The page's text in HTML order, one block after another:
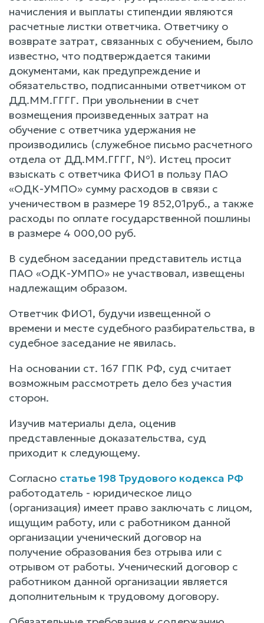
начисления и выплаты стипендии являются
расчетные листки ответчика. Ответчику о
возврате затрат, связанных с обучением, было
известно, что подтверждается такими
документами, как предупреждение и
обязательство, подписанными ответчиком от
ДД.ММ.ГГГГ. При увольнении в счет
возмещения произведенных затрат на
обучение с ответчика удержания не
производились (служебное письмо расчетного
отдела от ДД.ММ.ГГГГ, №). Истец просит
взыскать с ответчика ФИО1 в пользу ПАО
«ОДК-УМПО» сумму расходов в связи с
ученичеством в размере 19 852,01руб., а также
расходы по оплате государственной пошлины
в размере 4 000,00 руб.
В судебном заседании представитель истца
ПАО «ОДК-УМПО» не участвовал, извещены
надлежащим образом.
Ответчик ФИО1, будучи извещенной о
времени и месте судебного разбирательства, в
судебное заседание не явилась.
На основании ст. 167 ГПК РФ, суд считает
возможным рассмотреть дело без участия
сторон.
Изучив материалы дела, оценив
представленные доказательства, суд
приходит к следующему.
Согласно статье 198 Трудового кодекса РФ
работодатель - юридическое лицо
(организация) имеет право заключать с лицом,
ищущим работу, или с работником данной
организации ученический договор на
получение образования без отрыва или с
отрывом от работы. Ученический договор с
работником данной организации является
дополнительным к трудовому договору.